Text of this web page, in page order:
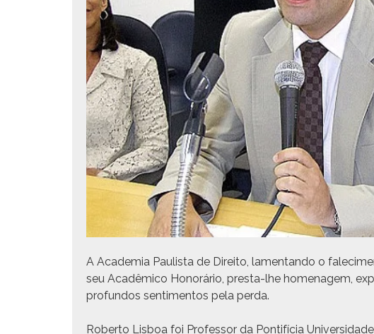
A Acad­e­mia Paulista de Dire­ito, lamen­tan­do o
seu Acadêmi­co Hon­orário, pres­ta-lhe hom­e­nagem,
pro­fun­dos sen­ti­men­tos pela perda.
Rober­to Lis­boa foi Pro­fes­sor da Pon­tif­í­cia